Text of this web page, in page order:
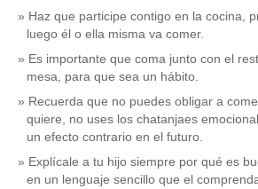
Haz que participe contigo en la cocina,
luego él o ella misma va comer.
Es importante que coma junto con el
mesa, para que sea un hábito.
Recuerda que no puedes obligar a
quiere, no uses los chatanjaes
un efecto contrario en el futuro.
Explícale a tu hijo siempre por qué es
en un lenguaje sencillo que el